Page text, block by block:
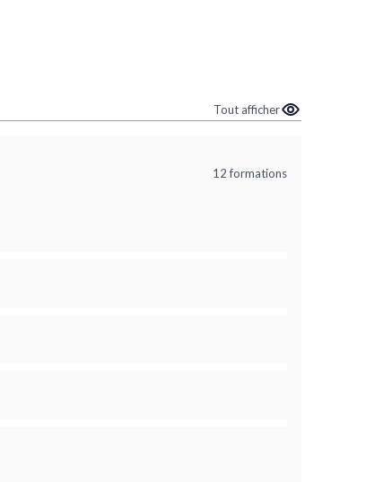
Tout afficher
12 formations